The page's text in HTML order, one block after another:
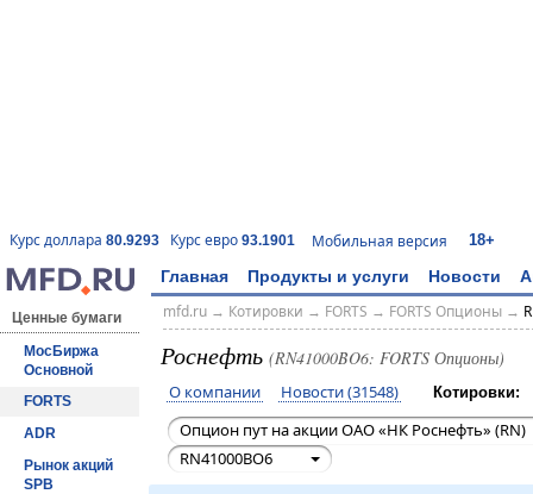
Курс доллара 80.9293 Курс евро 93.1901 Мобильная версия 18+
Главная Продукты и услуги Новости
Ценные бумаги
МосБиржа
Основной
FORTS
ADR
Рынок акций
SPB
mfd.ru→ Котировки → FORTS → FORTS Опционы→
Роснефть (RN41000BO6: FORTS Опционы)
О компании Новости (31548) Котировки:
Опцион пут на акции ОАО «НК Роснефть» (RN)
RN41000BO6